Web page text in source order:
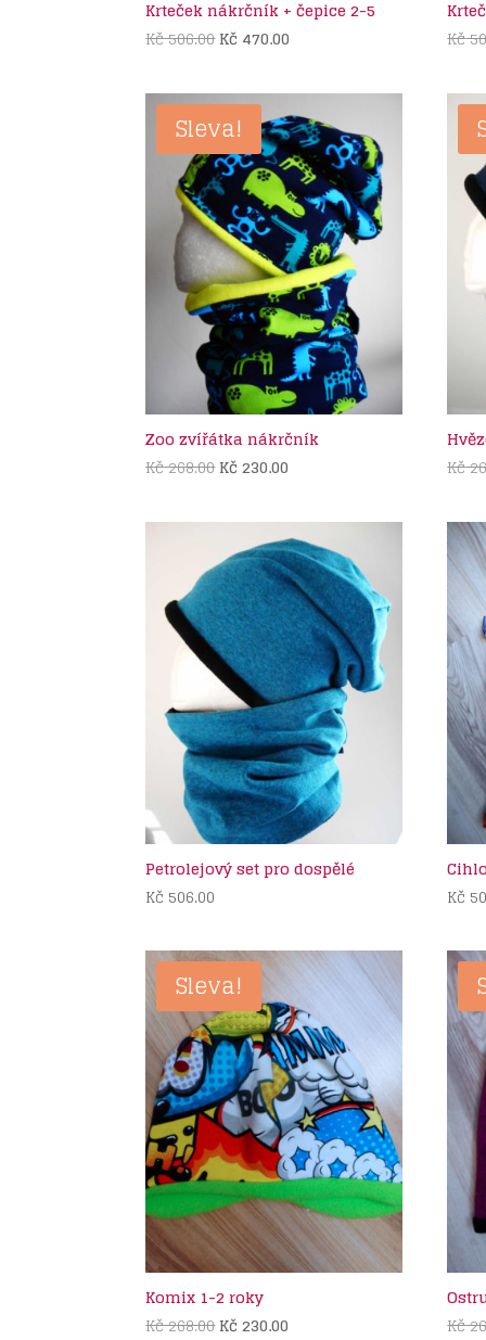
Krteček nákrčník + čepice 2-5
Kč506.00Původní
byla:
Kč 506.00.
Kč 470.00
je:
Kč 470.00.
Kč
Sleva!
Zoo zvířátka nákrčník
Kč268.00Původní
byla:
Kč 268.00.
Kč 230.00
je:
Kč 230.00.
Kč
Petrolejový set pro dospělé
Kč 506.00
Kč
Sleva!
Komix 1-2 roky
Kč268.00Původní
Kč 230.00
Kč